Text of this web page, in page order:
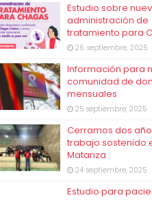
Estudio sobre
administración de
tratamiento para
26 septiembre, 2025
Información para
comunidad de
mensuales
25 septiembre, 2025
Cerramos dos
trabajo sostenido
Matanza
24 septiembre, 2025
Estudio para